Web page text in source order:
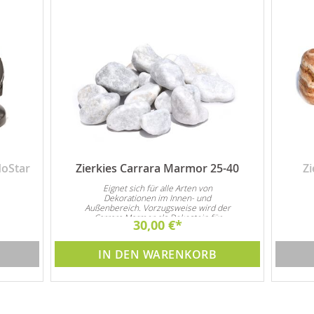
Zierkies Carrara Marmor 25-40
Eignet sich für alle Arten von
Dekorationen im Innen- und
Außenbereich. Vorzugsweise wird der
Carrara Marmor als Dekostein für
Steingarten und natürlich auch als
30,00 €
IN DEN WARENKORB